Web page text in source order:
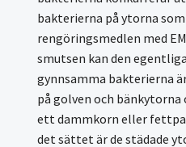
bakterierna på ytorna
rengöringsmedlen med
smutsen kan den
gynnsamma bakterierna
på golven och bänkytorna
ett dammkorn eller
det sättet är de städade